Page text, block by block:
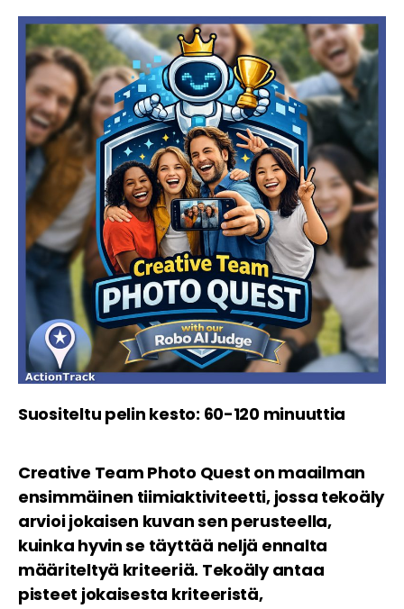
Suositeltu pelin kesto: 60-120 minuuttia
Creative Team Photo Quest on maailman
ensimmäinen tiimiaktiviteetti, jossa tekoäly
arvioi jokaisen kuvan sen perusteella,
kuinka hyvin se täyttää neljä ennalta
määriteltyä kriteeriä. Tekoäly antaa
pisteet jokaisesta kriteeristä,